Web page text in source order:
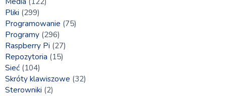
Pliki (299)
Programowanie (75)
Programy (296)
Raspberry Pi (27)
Repozytoria (15)
Sieć (104)
Skróty klawiszowe (32)
Sterowniki (2)